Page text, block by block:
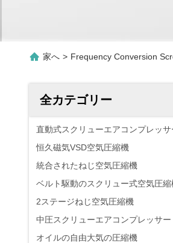
家へ > Frequency Conversion
全カテゴリー
直動式スクリューエアコンプレッサ
恒久磁気VSD空気圧縮機
統合されたねじ空気圧縮機
ベルト駆動のスクリュー式空気圧縮
2ステージねじ空気圧縮機
中圧スクリューエアコンプレッサー
オイルの自由大気の圧縮機